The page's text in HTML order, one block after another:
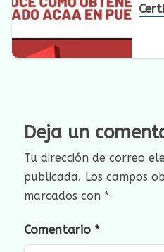
Deja un
Tu dirección de correo
publicada. Los campos
marcados con *
Comentario *